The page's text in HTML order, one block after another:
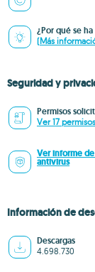
¿Por qué se
(Más
Seguridad y
Permisos
Ver 17 permisos
Ver informe
antivirus
Información de
Descargas
4.698.730